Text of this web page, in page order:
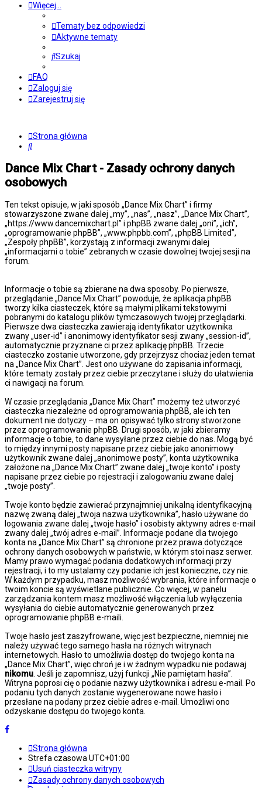
Więcej…
Tematy bez odpowiedzi
Aktywne tematy
Szukaj
FAQ
Zaloguj się
Zarejestruj się
Strona główna
Szukaj
Dance Mix Chart - Zasady ochrony danych
osobowych
Ten tekst opisuje, w jaki sposób „Dance Mix Chart” i firmy
stowarzyszone zwane dalej „my”, „nas”, „nasz”, „Dance Mix Chart”,
„https://www.dancemixchart.pl” i phpBB zwane dalej „oni”, „ich”,
„oprogramowanie phpBB”, „www.phpbb.com”, „phpBB Limited”,
„Zespoły phpBB”, korzystają z informacji zwanymi dalej
„informacjami o tobie” zebranych w czasie dowolnej twojej sesji na
forum.
Informacje o tobie są zbierane na dwa sposoby. Po pierwsze,
przeglądanie „Dance Mix Chart” powoduje, że aplikacja phpBB
tworzy kilka ciasteczek, które są małymi plikami tekstowymi
pobranymi do katalogu plików tymczasowych twojej przeglądarki.
Pierwsze dwa ciasteczka zawierają identyfikator użytkownika
zwany „user-id” i anonimowy identyfikator sesji zwany „session-id”,
automatycznie przyznane ci przez aplikację phpBB. Trzecie
ciasteczko zostanie utworzone, gdy przejrzysz chociaż jeden temat
na „Dance Mix Chart”. Jest ono używane do zapisania informacji,
które tematy zostały przez ciebie przeczytane i służy do ułatwienia
ci nawigacji na forum.
W czasie przeglądania „Dance Mix Chart” możemy też utworzyć
ciasteczka niezależne od oprogramowania phpBB, ale ich ten
dokument nie dotyczy – ma on opisywać tylko strony stworzone
przez oprogramowanie phpBB. Drugi sposób, w jaki zbieramy
informacje o tobie, to dane wysyłane przez ciebie do nas. Mogą być
to między innymi posty napisane przez ciebie jako anonimowy
użytkownik zwane dalej „anonimowe posty”, konta użytkownika
założone na „Dance Mix Chart” zwane dalej „twoje konto” i posty
napisane przez ciebie po rejestracji i zalogowaniu zwane dalej
„twoje posty”.
Twoje konto będzie zawierać przynajmniej unikalną identyfikacyjną
nazwę zwaną dalej „twoja nazwa użytkownika”, hasło używane do
logowania zwane dalej „twoje hasło” i osobisty aktywny adres e-mail
zwany dalej „twój adres e-mail”. Informacje podane dla twojego
konta na „Dance Mix Chart” są chronione przez prawa dotyczące
ochrony danych osobowych w państwie, w którym stoi nasz serwer.
Mamy prawo wymagać podania dodatkowych informacji przy
rejestracji, i to my ustalamy czy podanie ich jest konieczne, czy nie.
W każdym przypadku, masz możliwość wybrania, które informacje o
twoim koncie są wyświetlane publicznie. Co więcej, w panelu
zarządzania kontem masz możliwość włączenia lub wyłączenia
wysyłania do ciebie automatycznie generowanych przez
oprogramowanie phpBB e-maili.
Twoje hasło jest zaszyfrowane, więc jest bezpieczne, niemniej nie
należy używać tego samego hasła na różnych witrynach
internetowych. Hasło to umożliwia dostęp do twojego konta na
„Dance Mix Chart”, więc chroń je i w żadnym wypadku nie podawaj
nikomu . Jeśli je zapomnisz, użyj funkcji „Nie pamiętam hasła”.
Witryna poprosi cię o podanie nazwy użytkownika i adresu e-mail. Po
podaniu tych danych zostanie wygenerowane nowe hasło i
przesłane na podany przez ciebie adres e-mail. Umożliwi ono
odzyskanie dostępu do twojego konta.
Strona główna
Strefa czasowa UTC+01:00
Usuń ciasteczka witryny
Zasady ochrony danych osobowych